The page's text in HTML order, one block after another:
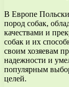
В Европе
пород собак,
качествами и
собак и их
своим хозяевам
надежности и
популярным
целей.